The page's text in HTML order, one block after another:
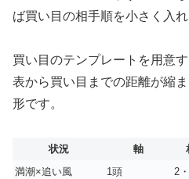
ば買い目の相手順を小さく入
買い目のテンプレートを用意
表から買い目までの距離が縮
形です。
状況 軸
満潮×追い風
1頭 2